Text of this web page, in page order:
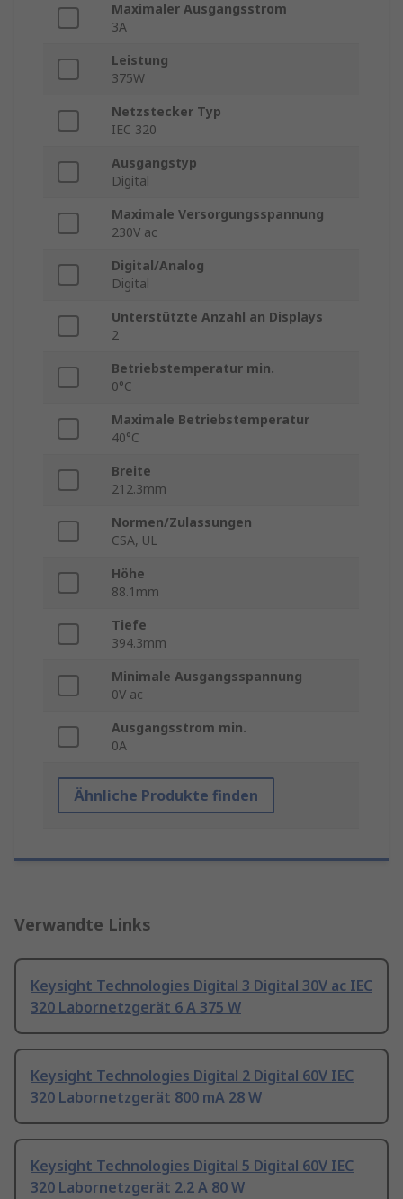
Maximaler Ausgangsstrom
3A
Leistung
375W
Netzstecker Typ
IEC 320
Ausgangstyp
Digital
Maximale Versorgungsspannung
230V ac
Digital/Analog
Digital
Unterstützte Anzahl an Displays
2
Betriebstemperatur min.
0°C
Maximale Betriebstemperatur
40°C
Breite
212.3mm
Normen/Zulassungen
CSA, UL
Höhe
88.1mm
Tiefe
394.3mm
Minimale Ausgangsspannung
0V ac
Ausgangsstrom min.
0A
Ähnliche Produkte finden
Verwandte Links
Keysight Technologies Digital 3 Digital 30V ac IEC
320 Labornetzgerät 6 A 375 W
Keysight Technologies Digital 2 Digital 60V IEC
320 Labornetzgerät 800 mA 28 W
Keysight Technologies Digital 5 Digital 60V IEC
320 Labornetzgerät 2.2 A 80 W